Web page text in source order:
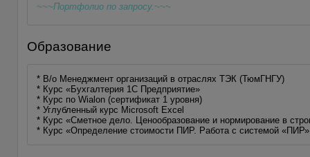
~~~Портфолио по запросу.~~~
Образование
* В/о Менеджмент организаций в отраслях ТЭК (ТюмГНГУ)
* Курс «Бухгалтерия 1С Предприятие»
* Курс по Wialon (сертификат 1 уровня)
* Углубленный курс Microsoft Excel
* Курс «Сметное дело. Ценообразование и нормирование в
* Курс «Определение стоимости ПИР. Работа с системой «ПИР»